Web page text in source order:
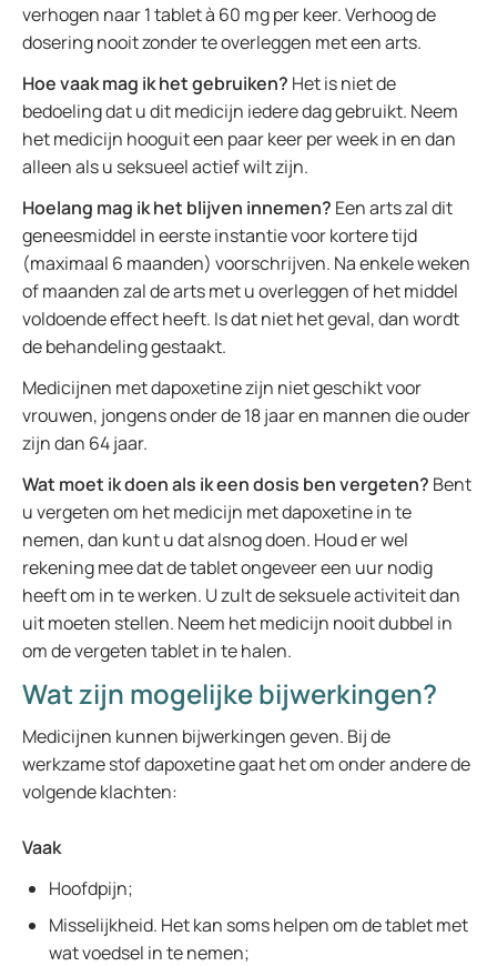
verhogen naar 1 tablet à 60 mg per keer. Verhoog de
dosering nooit zonder te overleggen met een arts.
Hoe vaak mag ik het gebruiken? Het is niet de
bedoeling dat u dit medicijn iedere dag gebruikt. Neem
het medicijn hooguit een paar keer per week in en dan
alleen als u seksueel actief wilt zijn.
Hoelang mag ik het blijven innemen? Een arts zal dit
geneesmiddel in eerste instantie voor kortere tijd
(maximaal 6 maanden) voorschrijven. Na enkele weken
of maanden zal de arts met u overleggen of het middel
voldoende effect heeft. Is dat niet het geval, dan wordt
de behandeling gestaakt.
Medicijnen met dapoxetine zijn niet geschikt voor
vrouwen, jongens onder de 18 jaar en mannen die ouder
zijn dan 64 jaar.
Wat moet ik doen als ik een dosis ben vergeten? Bent
u vergeten om het medicijn met dapoxetine in te
nemen, dan kunt u dat alsnog doen. Houd er wel
rekening mee dat de tablet ongeveer een uur nodig
heeft om in te werken. U zult de seksuele activiteit dan
uit moeten stellen. Neem het medicijn nooit dubbel in
om de vergeten tablet in te halen.
Wat zijn mogelijke bijwerkingen?
Medicijnen kunnen bijwerkingen geven. Bij de
werkzame stof dapoxetine gaat het om onder andere de
volgende klachten:
Vaak
Hoofdpijn;
Misselijkheid. Het kan soms helpen om de tablet met
wat voedsel in te nemen;